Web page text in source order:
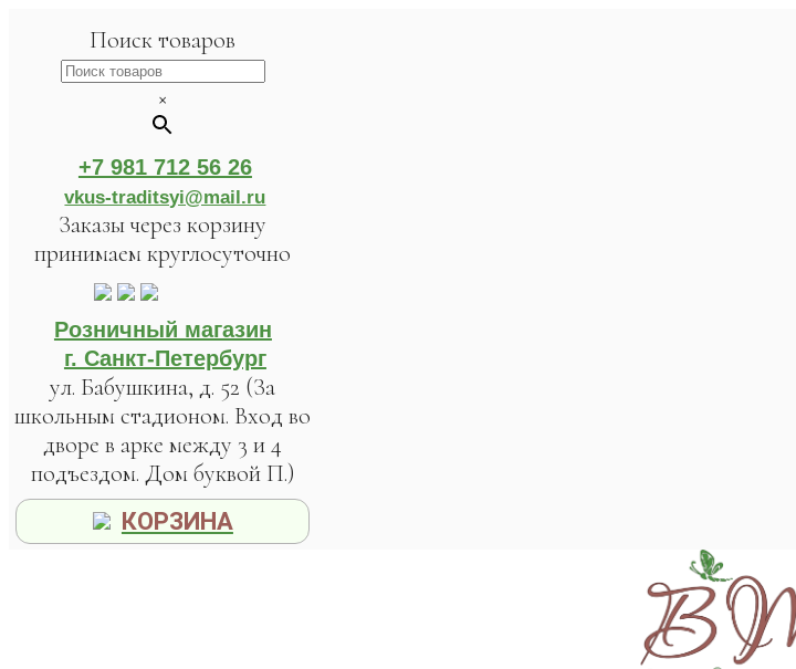
Поиск товаров
×
+7 981 712 56 26
vkus-traditsyi@mail.ru
Заказы через корзину
принимаем круглосуточно
Розничный магазин
г. Санкт-Петербург
ул. Бабушкина, д. 52 (За
школьным стадионом. Вход во
дворе в арке между 3 и 4
подъездом. Дом буквой П.)
КОРЗИНА